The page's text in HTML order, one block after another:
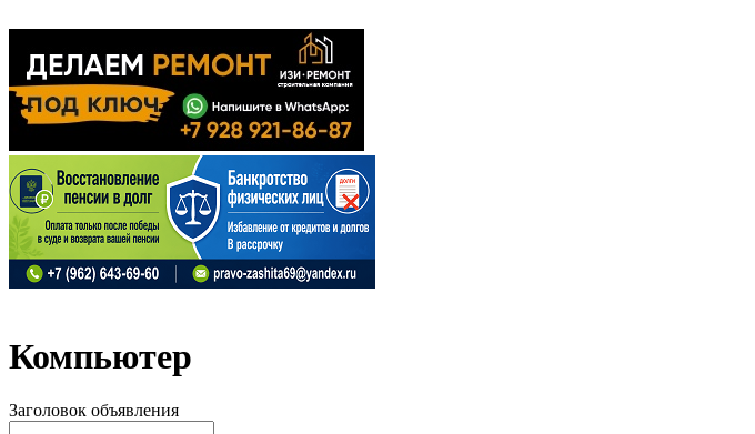
Компьютер
Заголовок объявления